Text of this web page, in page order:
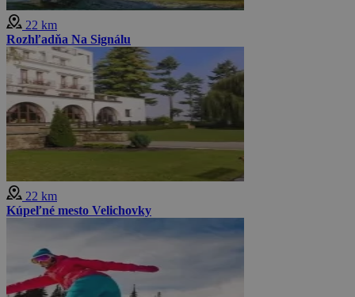
22 km
Rozhľadňa Na Signálu
22 km
Kúpeľné mesto Velichovky